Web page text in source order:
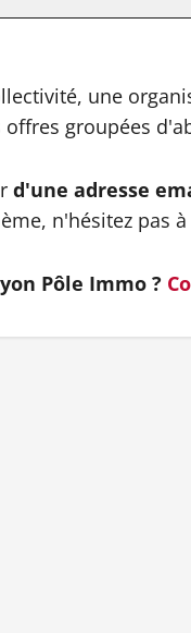
une
offres groupées
d'une adresse
n'hésitez pas
Pôle Immo ?